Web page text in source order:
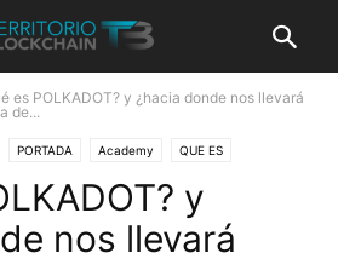
es POLKADOT? y ¿hacia donde nos llevará
de...
PORTADA Academy QUE ES
y
nos llevará